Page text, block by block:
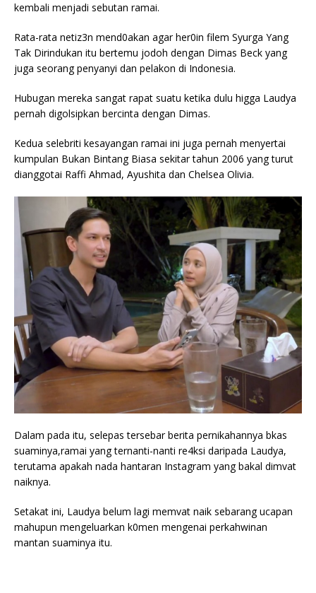
kembali menjadi sebutan ramai.
Rata-rata netiz3n mend0akan agar her0in filem Syurga Yang
Tak Dirindukan itu bertemu jodoh dengan Dimas Beck yang
juga seorang penyanyi dan pelakon di Indonesia.
Hubugan mereka sangat rapat suatu ketika dulu higga Laudya
pernah digolsipkan bercinta dengan Dimas.
Kedua selebriti kesayangan ramai ini juga pernah menyertai
kumpulan Bukan Bintang Biasa sekitar tahun 2006 yang turut
dianggotai Raffi Ahmad, Ayushita dan Chelsea Olivia.
Dalam pada itu, selepas tersebar berita pernikahannya bkas
suaminya,ramai yang ternanti-nanti re4ksi daripada Laudya,
terutama apakah nada hantaran Instagram yang bakal dimvat
naiknya.
Setakat ini, Laudya belum lagi memvat naik sebarang ucapan
mahupun mengeluarkan k0men mengenai perkahwinan
mantan suaminya itu.